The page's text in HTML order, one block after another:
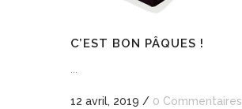
C’EST BON PÂQUES !
12 avril, 2019 / 0 Commentaires